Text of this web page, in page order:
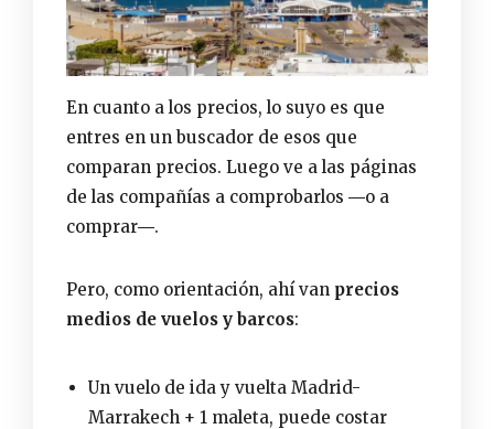
En cuanto a los precios, lo suyo es que
entres en un buscador de esos que
comparan precios. Luego ve a las páginas
de las compañías a comprobarlos ―o a
comprar―.
Pero, como orientación, ahí van precios
medios de vuelos y barcos:
Un vuelo de ida y vuelta Madrid-
Marrakech + 1 maleta, puede costar